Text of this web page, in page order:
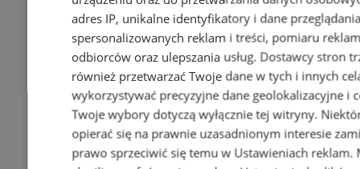
adres IP, unikalne identyfikatory i dane
spersonalizowanych reklam i treści, pomiaru
odbiorców oraz ulepszania usług. Dostawcy stron
również przetwarzać Twoje dane w tych i innych
wykorzystywać precyzyjne dane geolokalizacyjne i
Twoje wybory dotyczą wyłącznie tej witryny.
opierać się na prawnie uzasadnionym interesie
prawo sprzeciwić się temu w Ustawieniach reklam.